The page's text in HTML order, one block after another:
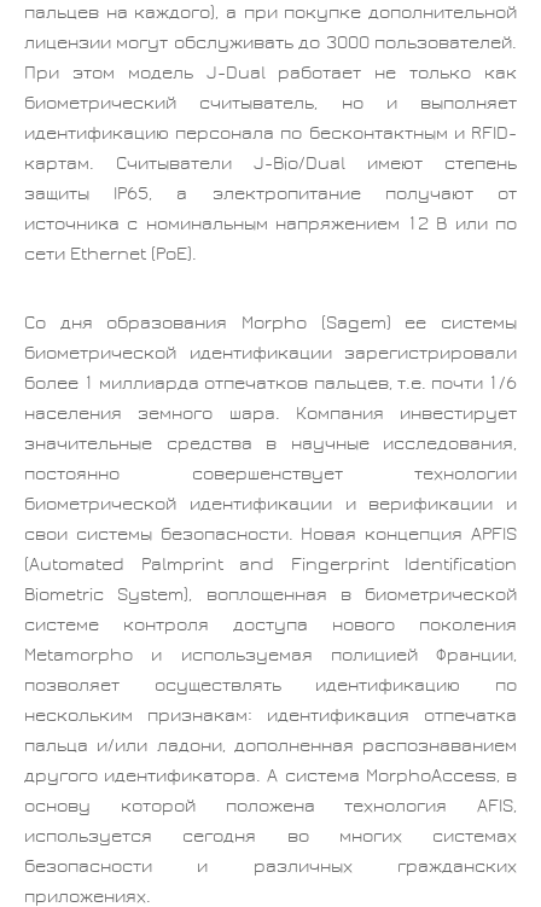
пальцев на каждого), а при покупке дополнительной
лицензии могут обслуживать до 3000 пользователей.
При этом модель J-Dual работает не только как
биометрический считыватель, но и выполняет
идентификацию персонала по бесконтактным и RFID-
картам. Считыватели J-Bio/Dual имеют степень
защиты IP65, а электропитание получают от
источника с номинальным напряжением 12 В или по
сети Ethernet (PoE).
Со дня образования Morpho (Sagem) ее системы
биометрической идентификации зарегистрировали
более 1 миллиарда отпечатков пальцев, т.е. почти 1/6
населения земного шара. Компания инвестирует
значительные средства в научные исследования,
постоянно совершенствует технологии
биометрической идентификации и верификации и
свои системы безопасности. Новая концепция APFIS
(Automated Palmprint and Fingerprint Identification
Biometric System), воплощенная в биометрической
системе контроля доступа нового поколения
Metamorpho и используемая полицией Франции,
позволяет осуществлять идентификацию по
нескольким признакам: идентификация отпечатка
пальца и/или ладони, дополненная распознаванием
другого идентификатора. А система MorphoAccess, в
основу которой положена технология AFIS,
используется сегодня во многих системах
безопасности и различных гражданских
приложениях.